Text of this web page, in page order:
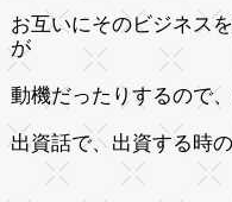
お互いにそのビジネス
が
動機だったりするので
出資話で、出資する時